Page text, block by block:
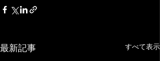
最新記事 すべて表示